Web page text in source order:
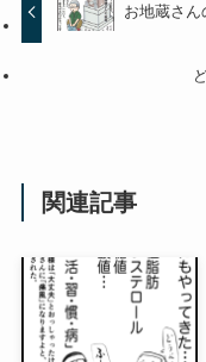
お地蔵さん
関連記事